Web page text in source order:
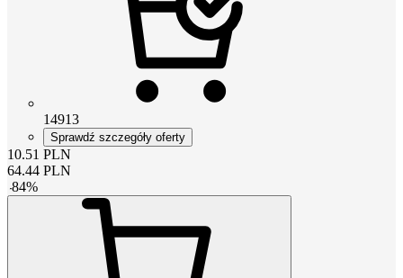
14913
Sprawdź szczegóły oferty
10.51 PLN
64.44 PLN
-84%